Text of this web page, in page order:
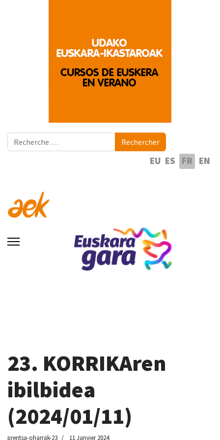
Rechercher Rechercher
EU ES FR EN
23. KORRIKAren
ibilbidea
(2024/01/11)
prentsa-oharrak-23 11 Janvier 2024